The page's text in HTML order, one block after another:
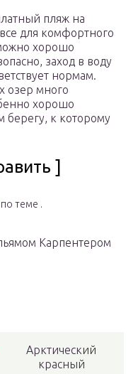
пляж на
для комфортного
хорошо
заход в воду
нормам.
озер много
хорошо
берегу, к которому
]
теме .
Карпентером
Арктический
красный